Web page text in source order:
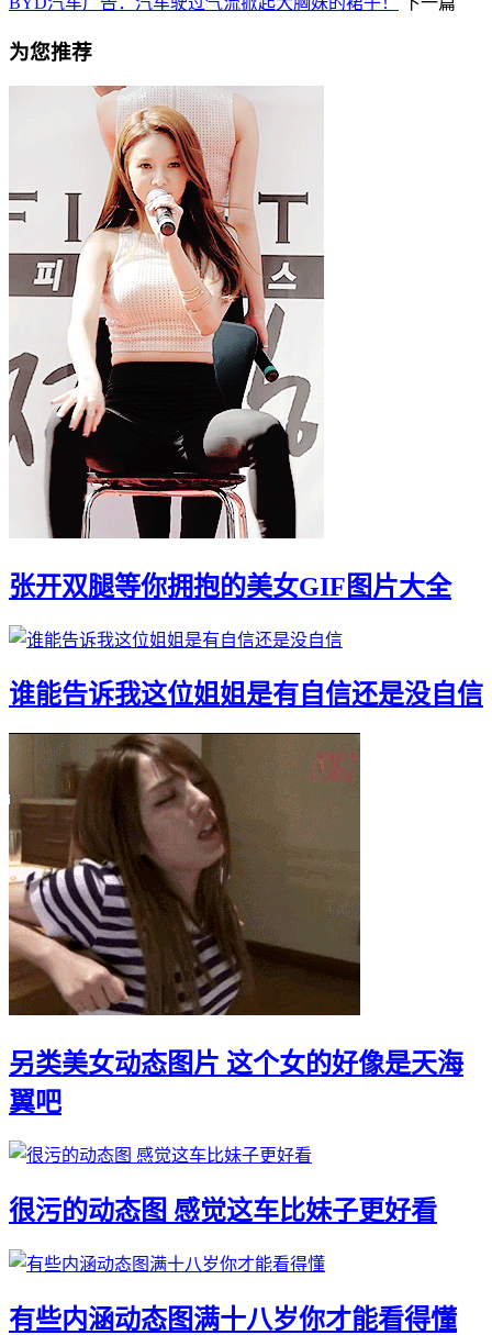
为您推荐
张开双腿等你拥抱的美女GIF图片大全
谁能告诉我这位姐姐是有自信还是没自信
另类美女动态图片 这个女的好像是天海
翼吧
很污的动态图 感觉这车比妹子更好看
有些内涵动态图满十八岁你才能看得懂